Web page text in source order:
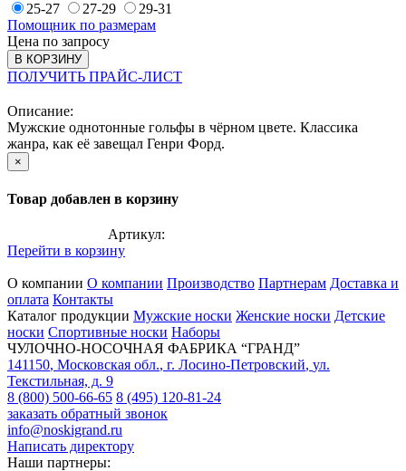
25-27
27-29
29-31
Помощник по размерам
Цена по запросу
В КОРЗИНУ
ПОЛУЧИТЬ ПРАЙС-ЛИСТ
Описание:
Мужские однотонные гольфы в чёрном цвете. Классика
жанра, как её завещал Генри Форд.
×
Товар добавлен в корзину
Артикул:
Перейти в корзину
О компании О компании Производство Партнерам Доставка и
оплата Контакты
Каталог продукции Мужские носки Женские носки Детские
носки Спортивные носки Наборы
ЧУЛОЧНО-НОСОЧНАЯ ФАБРИКА “ГРАНД”
141150, Московская обл., г. Лосино-Петровский, ул.
Текстильная, д. 9
8 (800) 500-66-65 8 (495) 120-81-24
заказать обратный звонок
info@noskigrand.ru
Написать директору
Наши партнеры: